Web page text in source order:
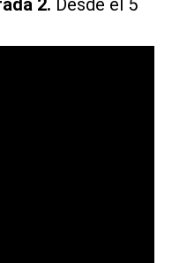
2. Desde el 5